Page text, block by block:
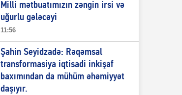
Milli mətbuatımızın zəngin irsi və
uğurlu gələcəyi
11:56
Şahin Seyidzadə: Rəqəmsal
transformasiya iqtisadi inkişaf
baxımından da mühüm əhəmiyyət
daşıyır.